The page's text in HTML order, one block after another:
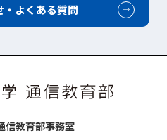
・よくある質問
信教育部事務室